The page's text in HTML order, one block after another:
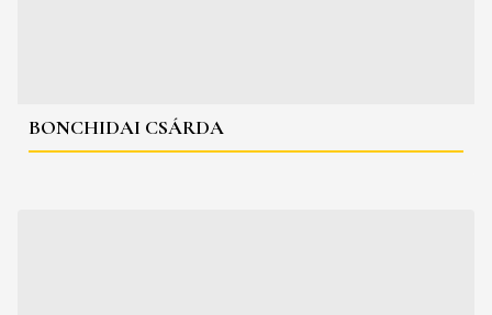
BONCHIDAI CSÁRDA